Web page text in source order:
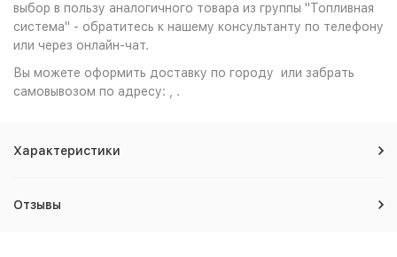
выбор в пользу аналогичного товара из группы "Топливная
система" - обратитесь к нашему консультанту по телефону
или через онлайн-чат.
Вы можете оформить доставку по городу или забрать
самовывозом по адресу: , .
Характеристики
Отзывы